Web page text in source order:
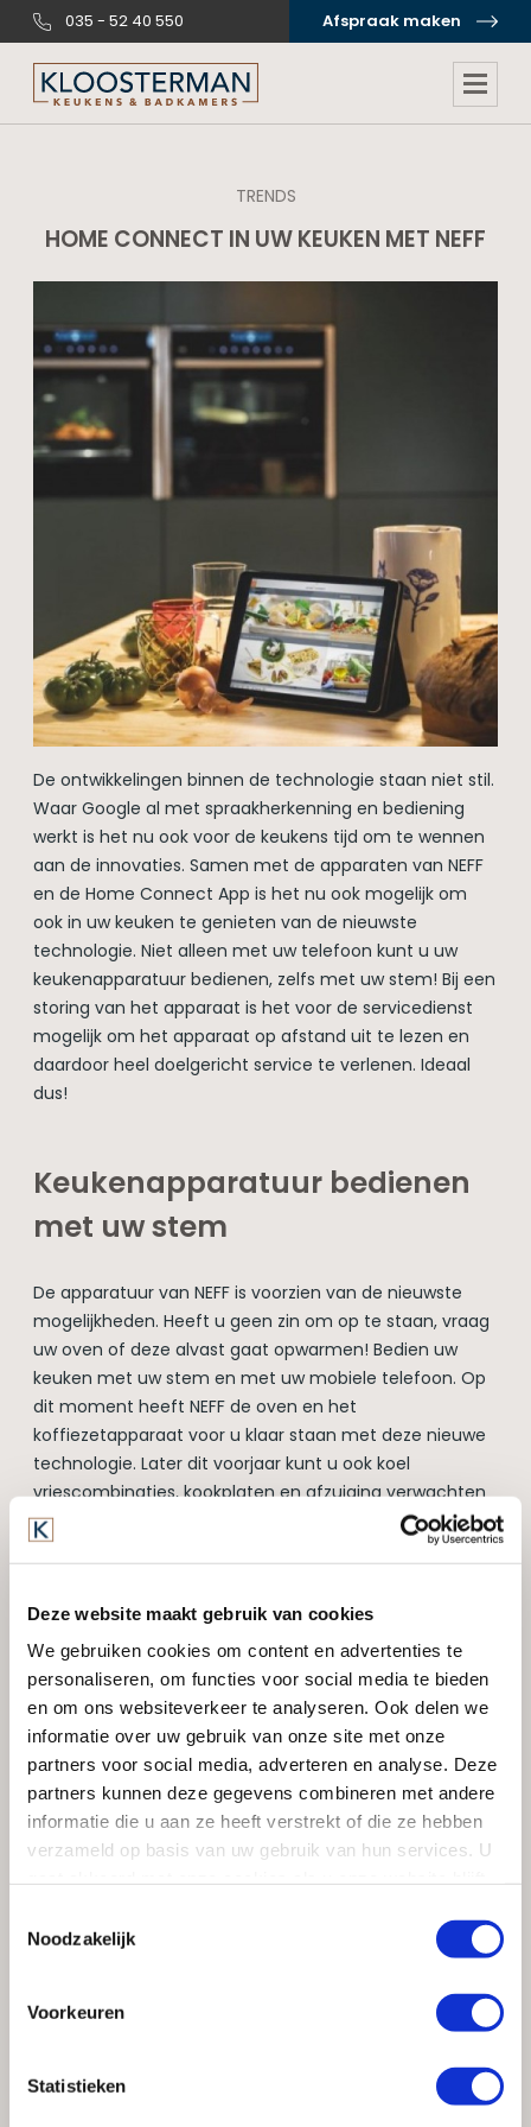
Deze website maakt gebruik van cookies
We gebruiken cookies om content en advertenties te
personaliseren, om functies voor social media te bieden
en om ons websiteverkeer te analyseren. Ook delen we
informatie over uw gebruik van onze site met onze
partners voor social media, adverteren en analyse. Deze
partners kunnen deze gegevens combineren met andere
informatie die u aan ze heeft verstrekt of die ze hebben
verzameld op basis van uw gebruik van hun services. U
Noodzakelijk
Voorkeuren
Statistieken
035 - 52 40 550 Afspraak maken
TRENDS
HOME CONNECT IN UW KEUKEN MET NEFF
De ontwikkelingen binnen de technologie staan niet stil.
Waar Google al met spraakherkenning en bediening
werkt is het nu ook voor de keukens tijd om te wennen
aan de innovaties. Samen met de apparaten van NEFF
en de Home Connect App is het nu ook mogelijk om
ook in uw keuken te genieten van de nieuwste
technologie. Niet alleen met uw telefoon kunt u uw
keukenapparatuur bedienen, zelfs met uw stem! Bij een
storing van het apparaat is het voor de servicedienst
mogelijk om het apparaat op afstand uit te lezen en
daardoor heel doelgericht service te verlenen. Ideaal
dus!
Keukenapparatuur bedienen
met uw stem
De apparatuur van NEFF is voorzien van de nieuwste
mogelijkheden. Heeft u geen zin om op te staan, vraag
uw oven of deze alvast gaat opwarmen! Bedien uw
keuken met uw stem en met uw mobiele telefoon. Op
dit moment heeft NEFF de oven en het
koffiezetapparaat voor u klaar staan met deze nieuwe
technologie. Later dit voorjaar kunt u ook koel
vriescombinaties, kookplaten en afzuiging verwachten
met de nieuwe technologie. Geniet nog meer van uw
nieuwe keuken
NEFF als festivaltip
Dit jaar is NEFF hoofdsponsor vanTaste of Amsterdam.
Op 31 mei tot en met 2 juni kunt u het leukste food en
restaurantfestival het jaar bezoeken. Op dit festival
kunt u kennis maken met onze nieuwe apparatuur en
de heerlijke smaken die hiermee gecreëerd kunnen
worden. Ook worden er verschillende activiteiten